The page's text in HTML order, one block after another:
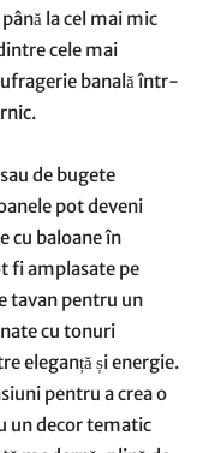
la cel mai mic
cele mai
banală într-
de bugete
pot deveni
cu baloane în
fi amplasate pe
tavan pentru un
cu tonuri
eleganță și energie.
pentru a crea o
un decor tematic